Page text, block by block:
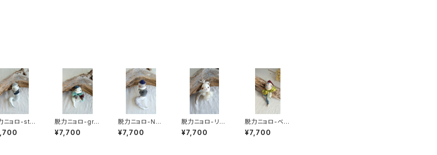
ニョロ-stri
脱力ニョロ-gre
en ribbon
¥7,700
脱力ニョロ-Nav
y hat
¥7,700
脱力ニョロ-リボ
ン
¥7,700
脱力ニョロ-ベー
ジュ三角hat
¥7,700